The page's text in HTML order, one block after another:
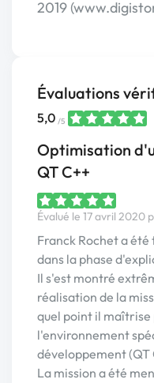
2019
Évaluations
5,0 /5
Optimisation
QT C++
Évalué le 17 avril 2020
Franck Rochet a
dans la phase
Il s'est montré
réalisation de la
quel point il
l'environnement
développement (QT
La mission a été